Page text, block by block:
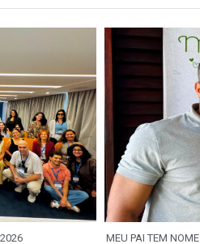
MEU PAI TEM NOME